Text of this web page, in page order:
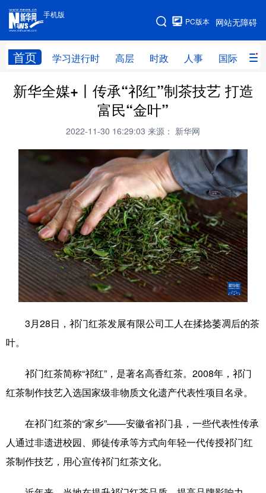
手机版
网站无障碍
PC版本
首页 学习进行时 高层 时政 人事 国际 财
手机版
网站地图
学习进行时 高层 时政 人事
财经 网评
全球连线
科技 科创 量子 体育
书画 健康 军事
访谈 视频 图片 政务
法律 中央文件 金融 汽车
食品 人居 信息化 数字经济
学术中国 乡村振兴 银龄 溯源中国
文化产业
地方频道
北京 天津 河北
辽宁 吉林 上海 江苏
新华全媒+丨传承“祁红”制茶技艺 打造
富民“金叶”
2022-11-30 16:29:03 来源： 新华网
3月28日，祁门红茶发展有限公司工人在揉捻萎凋后的茶
叶。
祁门红茶简称“祁红”，是著名高香红茶。2008年，祁门
红茶制作技艺入选国家级非物质文化遗产代表性项目名录。
在祁门红茶的“家乡”——安徽省祁门县，一些代表性传承
人通过非遗进校园、师徒传承等方式向年轻一代传授祁门红
茶制作技艺，用心宣传祁门红茶文化。